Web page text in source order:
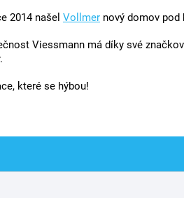
2014 našel Vollmer nový domov
Viessmann má díky své
které se hýbou!